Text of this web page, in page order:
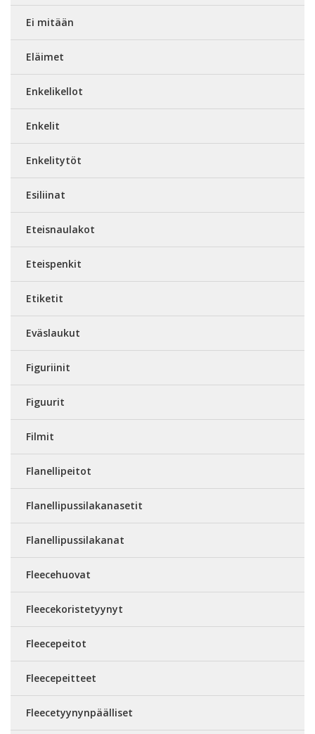
Ei mitään
Eläimet
Enkelikellot
Enkelit
Enkelitytöt
Esiliinat
Eteisnaulakot
Eteispenkit
Etiketit
Eväslaukut
Figuriinit
Figuurit
Filmit
Flanellipeitot
Flanellipussilakanasetit
Flanellipussilakanat
Fleecehuovat
Fleecekoristetyynyt
Fleecepeitot
Fleecepeitteet
Fleecetyynynpäälliset